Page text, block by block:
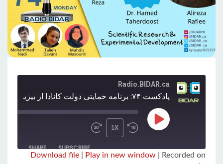
Radio.BIDAR.ca
PLAY
EPISODE
SUBSCRIBE
SHARE
Download file | Play in new window |Recorded on